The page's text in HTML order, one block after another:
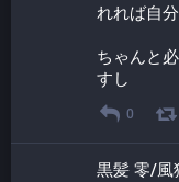
れれば自
ちゃんと
すし
0
黒髪 零/風